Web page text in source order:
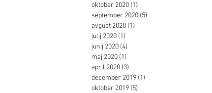
oktober 2020 (1)
september 2020 (5)
avgust 2020 (1)
julij 2020 (1)
junij 2020 (4)
maj 2020 (1)
april 2020 (3)
december 2019 (1)
oktober 2019 (5)